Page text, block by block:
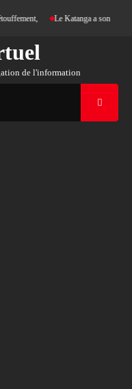
Le Katanga a son
de l'information